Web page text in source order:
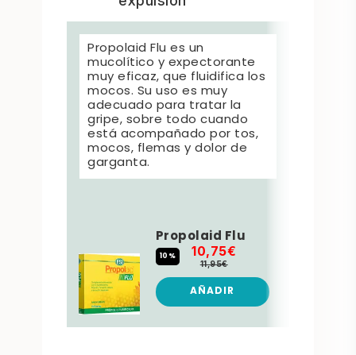
Propolaid Flu es un
mucolítico y expectorante
muy eficaz, que fluidifica los
mocos. Su uso es muy
adecuado para tratar la
gripe, sobre todo cuando
está acompañado por tos,
mocos, flemas y dolor de
garganta.
Propolaid Flu
10% 10,75€
11,95€
AÑADIR